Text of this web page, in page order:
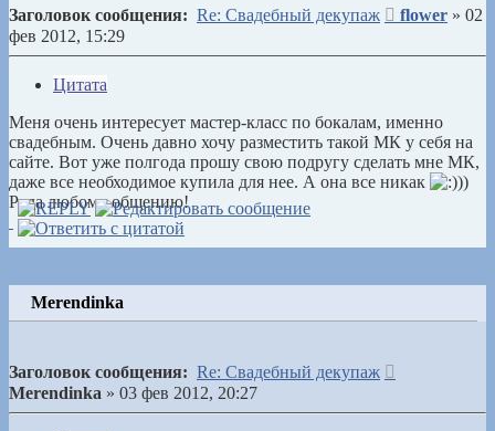
Заголовок сообщения: Re: Свадебный декупаж Сообщение
flower » 02
фев 2012, 15:29
Цитата
Меня очень интересует мастер-класс по бокалам, именно
свадебным. Очень давно хочу разместить такой МК у себя на
сайте. Вот уже полгода прошу свою подругу сделать мне МК,
даже все необходимое купила для нее. А она все никак
))
Рада любому общению!
Merendinka
Заголовок сообщения: Re: Свадебный декупаж
Merendinka » 03 фев 2012, 20:27